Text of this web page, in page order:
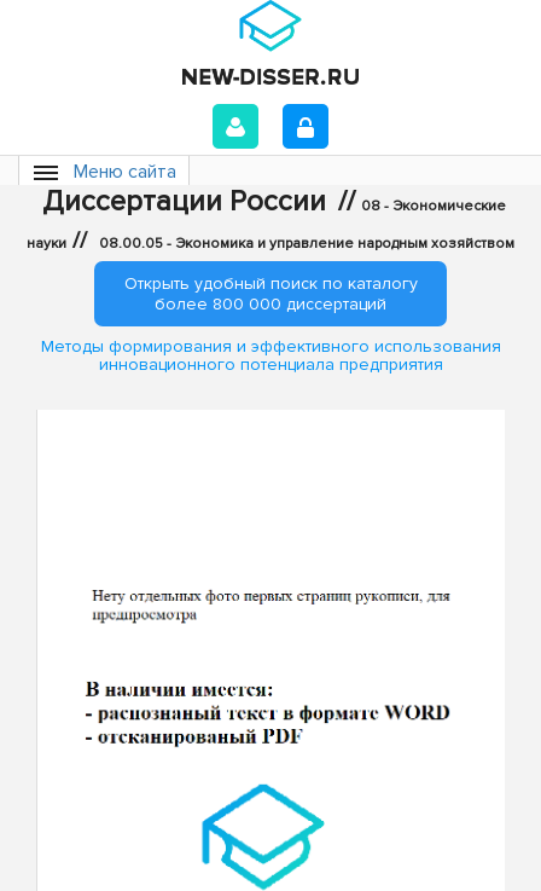
Меню сайта
Диссертации России // 08 - Экономические
науки // 08.00.05 - Экономика и управление народным хозяйством
Открыть удобный поиск по каталогу
более 800 000 диссертаций
Методы формирования и эффективного использования
инновационного потенциала предприятия